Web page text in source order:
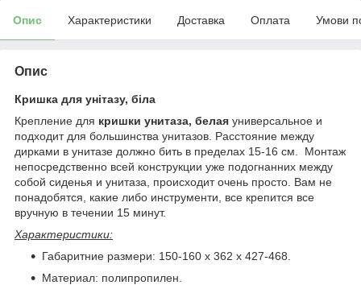
Опис Характеристики Доставка Оплата Умови
Опис
Кришка для унітазу, біла
Крепление для кришки унитаза, белая универсальное и
подходит для большинства унитазов. Расстояние между
дирками в унитазе должно бить в пределах 15-16 см. Монтаж
непосредственно всей конструкции уже подогнанних между
собой сиденья и унитаза, происходит очень просто. Вам не
понадобятся, какие либо инструменти, все крепится все
вручную в течении 15 минут.
Характеристики:
Габаритние размери: 150-160 х 362 х 427-468.
Материал: полипропилен.